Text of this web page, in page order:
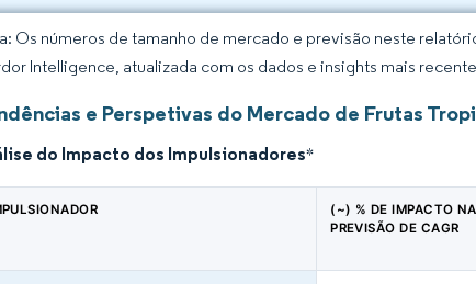
Os números de tamanho de mercado e previsão neste
Intelligence, atualizada com os dados e insights mais
e Perspetivas do Mercado de Frutas
do Impacto dos Impulsionadores*
(~) % DE IMPACTO NA
PREVISÃO DE CAGR